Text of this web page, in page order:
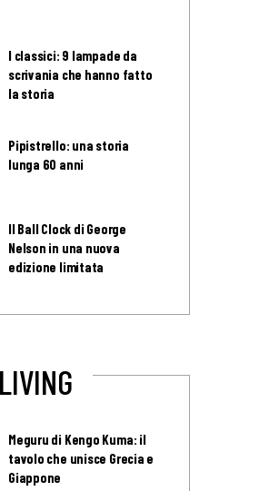
I classici: 9 lampade da
scrivania che hanno fatto
la storia
Pipistrello: una storia
lunga 60 anni
Il Ball Clock di George
Nelson in una nuova
edizione limitata
LIVING
Meguru di Kengo Kuma: il
tavolo che unisce Grecia e
Giappone